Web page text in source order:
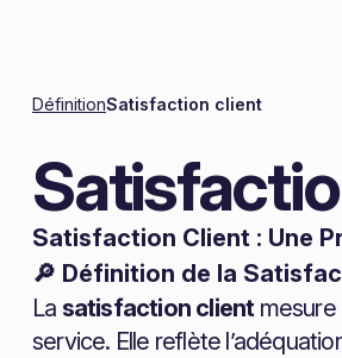
DéfinitionSatisfaction client
Satisfaction Client : Une
🔎 Définition de la
La satisfaction clientmesure
service. Elle reflète